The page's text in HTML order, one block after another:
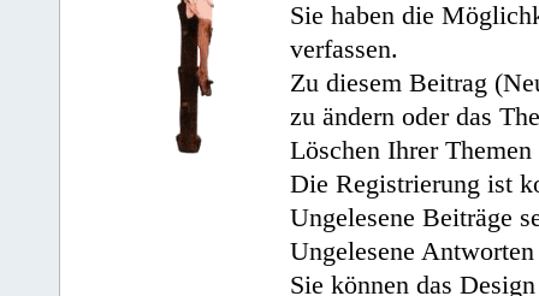
Sie haben die
verfassen.
Zu diesem Beitrag
zu ändern oder das
Löschen Ihrer
Die Registrierung ist
Ungelesene Beiträge
Ungelesene
Sie können das